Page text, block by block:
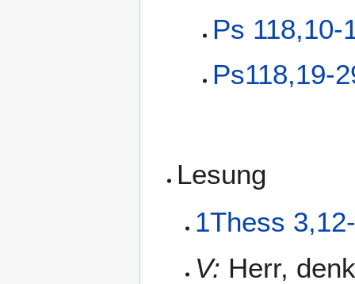
Ps 118,10-
Ps118,19-
Lesung
1Thess
V: Herr,